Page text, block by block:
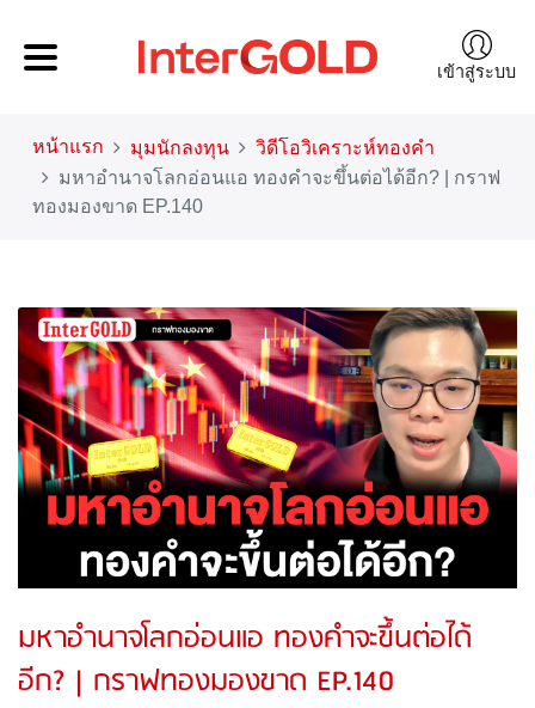
เข้าสู่ระบบ
หน้าแรก มุมนักลงทุน
วิดีโอวิเคราะห์ทองคำ
มหาอำนาจโลกอ่อนแอ ทองคำจะขึ้นต่อได้อีก? | กราฟ
ทองมองขาด EP.140
มหาอำนาจโลกอ่อนแอ ทองคำจะขึ้นต่อได้
อีก? | กราฟทองมองขาด EP.140